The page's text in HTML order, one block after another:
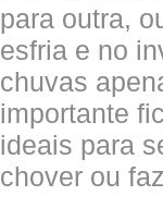
para outra,
esfria e no
chuvas
importante
ideais para
chover ou